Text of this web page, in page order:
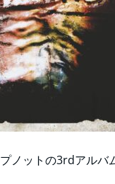
ノットの3rdアルバ